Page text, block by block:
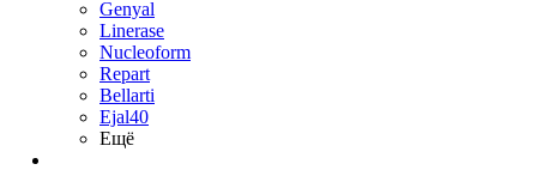
Genyal
Linerase
Nucleoform
Repart
Bellarti
Ejal40
Ещё